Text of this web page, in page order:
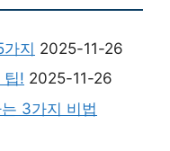
지 2025-11-26
팁! 2025-11-26
3가지 비법